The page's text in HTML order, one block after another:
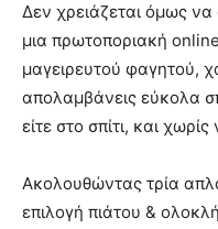
Δεν χρειάζεται όμως
μια πρωτοποριακή
μαγειρευτού φαγητού,
απολαμβάνεις εύκολα
είτε στο σπίτι, και
Ακολουθώντας τρία
επιλογή πιάτου &